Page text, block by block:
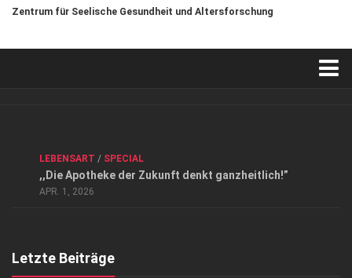
Zentrum für Seelische Gesundheit und Altersforschung
Datenschutzerklärung
Top Magazin Dresden / Ostsachsen
LEBENSART / SPECIAL
,,Die Apotheke der Zukunft denkt ganzheitlich!”
APR. 1, 2026
Letzte Beiträge